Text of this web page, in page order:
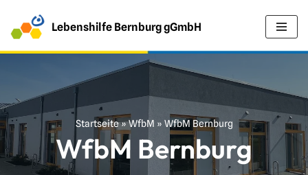
Z
u
h
l
Lebenshilfe Bernburg gGmbH
Startseite»WfbM » WfbM Bernburg
WfbM Bernburg